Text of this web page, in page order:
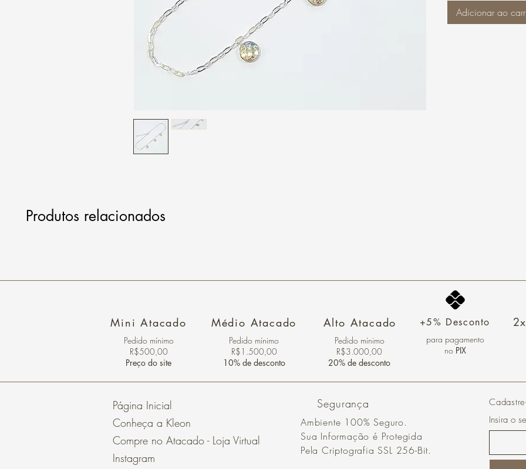
Adicionar ao
Produtos relacionados
Mini Atacado
Pedido ​mínimo
R$500,00
Preço do site
Médio Atacado
Pedido mínimo
R$1.500,00
10% de desconto
Alto Atacado
Pedido mínimo
R$3.000,00
20% de desconto
+5% Desconto
para pagamento
no PIX
Página Inicial
Conheça a Kleon
Compre no Atacado - Loja Virtual
Instagram
Segurança
Ambiente 100% Seguro.
Sua Informação é Protegida
Pela Criptografia SSL 256-Bit.
Insira o